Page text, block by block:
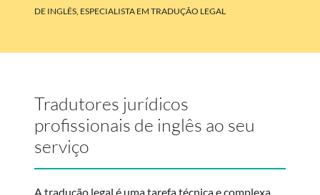
DE INGLÊS, ESPECIALISTA EM TRADUÇÃO LEGAL
Tradutores jurídicos
profissionais de inglês ao seu
serviço
A tradução legal é uma tarefa técnica e complexa.